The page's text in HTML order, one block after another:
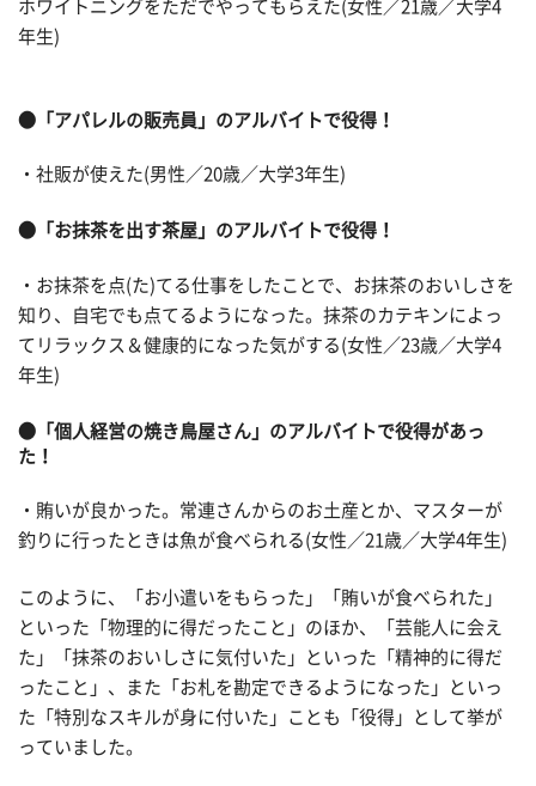
ホワイトニングをただでやってもらえた(女性／21歳／大学4
年生)
●「アパレルの販売員」のアルバイトで役得！
・社販が使えた(男性／20歳／大学3年生)
●「お抹茶を出す茶屋」のアルバイトで役得！
・お抹茶を点(た)てる仕事をしたことで、お抹茶のおいしさを
知り、自宅でも点てるようになった。抹茶のカテキンによっ
てリラックス＆健康的になった気がする(女性／23歳／大学4
年生)
●「個人経営の焼き鳥屋さん」のアルバイトで役得があっ
た！
・賄いが良かった。常連さんからのお土産とか、マスターが
釣りに行ったときは魚が食べられる(女性／21歳／大学4年生)
このように、「お小遣いをもらった」「賄いが食べられた」
といった「物理的に得だったこと」のほか、「芸能人に会え
た」「抹茶のおいしさに気付いた」といった「精神的に得だ
ったこと」、また「お札を勘定できるようになった」といっ
た「特別なスキルが身に付いた」ことも「役得」として挙が
っていました。